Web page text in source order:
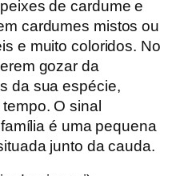
de cardume e
cardumes mistos ou
e muito coloridos. No
gozar da
da sua espécie,
O sinal
é uma pequena
junto da cauda.